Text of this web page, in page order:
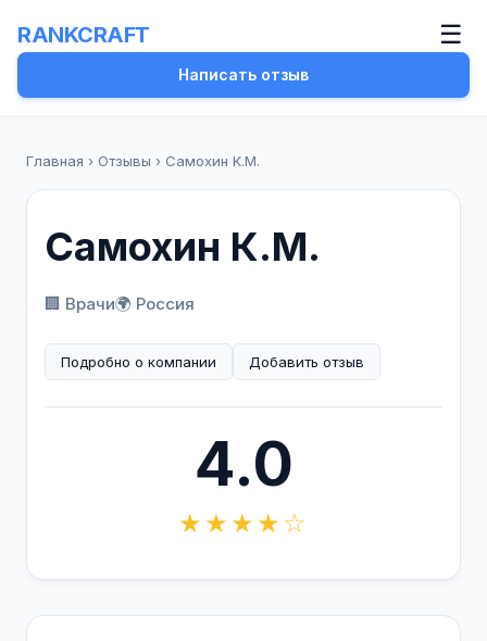
RANKCRAFT ☰
Написать отзыв
Главная › Отзывы › Самохин К.М.
Самохин К.М.
🏢 Врачи🌍 Россия
Подробно о компании Добавить отзыв
4.0
★★★★☆